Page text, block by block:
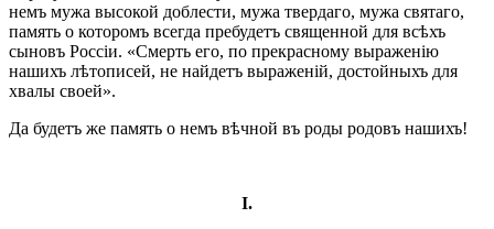
немъ мужа высокой доблести, мужа твердаго, мужа святаго,
память о которомъ всегда пребудетъ священной для всѣхъ
сыновъ Россіи. «Смерть его, по прекрасному выраженію
нашихъ лѣтописей, не найдетъ выраженій, достойныхъ для
хвалы своей».
Да будетъ же память о немъ вѣчной въ роды родовъ нашихъ!
I.